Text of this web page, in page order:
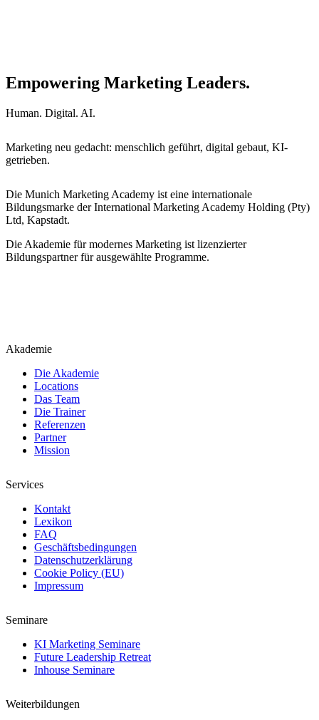
Empowering Marketing Leaders.
Human. Digital. AI.
Marketing neu gedacht: menschlich geführt, digital gebaut, KI-
getrieben.
Die Munich Marketing Academy ist eine internationale
Bildungsmarke der International Marketing Academy Holding (Pty)
Ltd, Kapstadt.
Die Akademie für modernes Marketing ist lizenzierter
Bildungspartner für ausgewählte Programme.
Akademie
Die Akademie
Locations
Das Team
Die Trainer
Referenzen
Partner
Mission
Services
Kontakt
Lexikon
FAQ
Geschäftsbedingungen
Datenschutzerklärung
Cookie Policy (EU)
Impressum
Seminare
KI Marketing Seminare
Future Leadership Retreat
Inhouse Seminare
Weiterbildungen